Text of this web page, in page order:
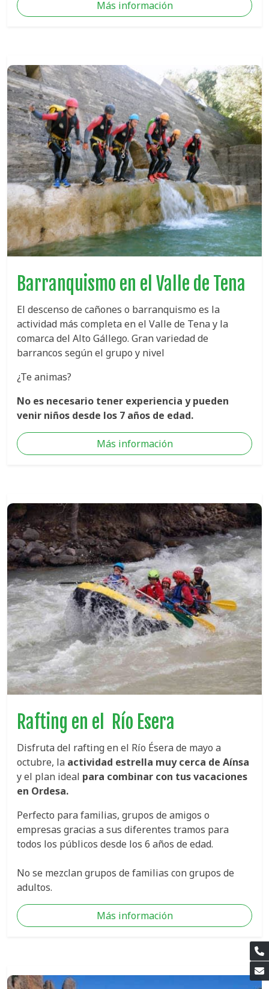
Más información
Barranquismo en el Valle de Tena
El descenso de cañones o barranquismo es la
actividad más completa en el Valle de Tena y la
comarca del Alto Gállego. Gran variedad de
barrancos según el grupo y nivel
¿Te animas?
No es necesario tener experiencia y pueden
venir niños desde los 7 años de edad.
Más información
Rafting en el Río Esera
Disfruta del rafting en el Río Ésera de mayo a
octubre, la actividad estrella muy cerca de Aínsa
y el plan ideal para combinar con tus vacaciones
en Ordesa.
Perfecto para familias, grupos de amigos o
empresas gracias a sus diferentes tramos para
todos los públicos desde los 6 años de edad.
No se mezclan grupos de familias con grupos de
adultos.
Más información